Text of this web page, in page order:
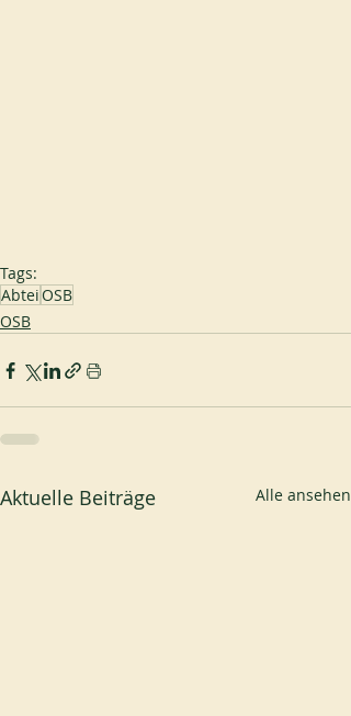
Tags:
AbteiOSB
OSB
Aktuelle Beiträge Alle ansehen